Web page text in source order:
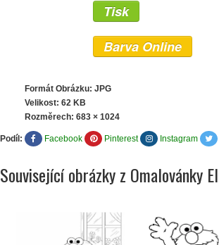
Tisk
Barva Online
Formát Obrázku: JPG
Velikost: 62 KB
Rozměrech: 683 × 1024
Podíl: Facebook Pinterest Instagram
Související obrázky z Omalovánky